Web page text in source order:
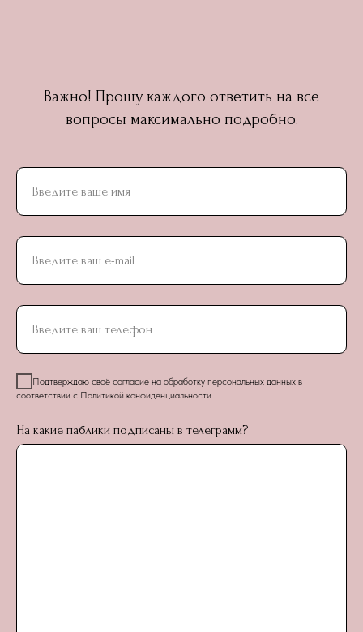
Важно! Прошу каждого ответить на все
вопросы максимально подробно.
Введите ваше имя
Введите ваш e-mail
Введите ваш телефон
Подтверждаю своё согласие на обработку персональных данных в
соответствии с Политикой конфиденциальности
На какие паблики подписаны в телеграмм?